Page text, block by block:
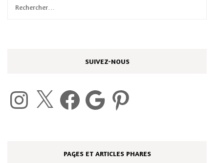
Rechercher :
SUIVEZ-NOUS
Instagram Facebook Google Pinterest
PAGES ET ARTICLES PHARES